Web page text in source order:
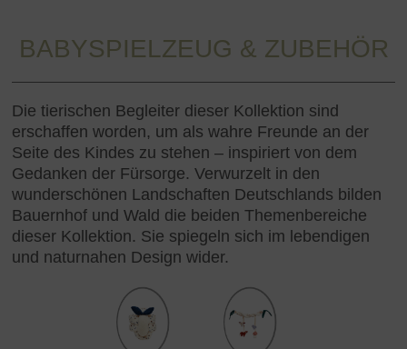
BABYSPIELZEUG & ZUBEHÖR
Die tierischen Begleiter dieser Kollektion sind
erschaffen worden, um als wahre Freunde an der
Seite des Kindes zu stehen – inspiriert von dem
Gedanken der Fürsorge. Verwurzelt in den
wunderschönen Landschaften Deutschlands bilden
Bauernhof und Wald die beiden Themenbereiche
dieser Kollektion. Sie spiegeln sich im lebendigen
und naturnahen Design wider.